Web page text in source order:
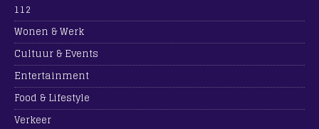
112
Wonen & Werk
Cultuur & Events
Entertainment
Food & Lifestyle
Verkeer